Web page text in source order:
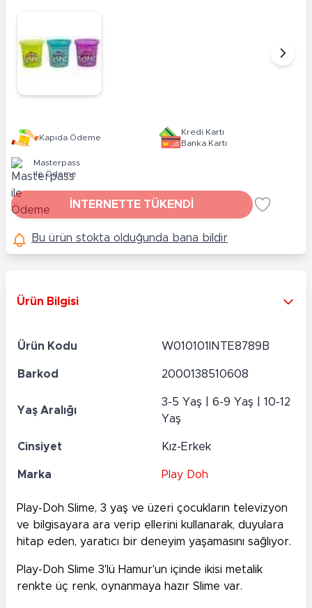
Kapıda Ödeme
Kredi Kartı
Banka Kartı
Masterpass
ile Ödeme
İNTERNETTE TÜKENDİ
Bu ürün stokta olduğunda bana bildir
Ürün Bilgisi
Ürün Kodu W010101INTE8789B
Barkod 2000138510608
Yaş Aralığı
3-5 Yaş | 6-9 Yaş | 10-12
Yaş
Cinsiyet Kız-Erkek
Marka Play Doh
Play-Doh Slime, 3 yaş ve üzeri çocukların televizyon
ve bilgisayara ara verip ellerini kullanarak, duyulara
hitap eden, yaratıcı bir deneyim yaşamasını sağlıyor.
Play-Doh Slime 3'lü Hamur'un içinde ikisi metalik
renkte üç renk, oynanmaya hazır Slime var.